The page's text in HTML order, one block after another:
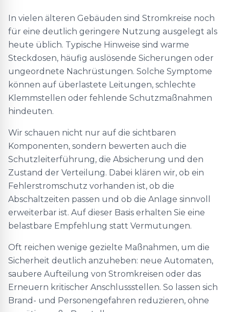
In vielen älteren Gebäuden sind Stromkreise noch
für eine deutlich geringere Nutzung ausgelegt als
heute üblich. Typische Hinweise sind warme
Steckdosen, häufig auslösende Sicherungen oder
ungeordnete Nachrüstungen. Solche Symptome
können auf überlastete Leitungen, schlechte
Klemmstellen oder fehlende Schutzmaßnahmen
hindeuten.
Wir schauen nicht nur auf die sichtbaren
Komponenten, sondern bewerten auch die
Schutzleiterführung, die Absicherung und den
Zustand der Verteilung. Dabei klären wir, ob ein
Fehlerstromschutz vorhanden ist, ob die
Abschaltzeiten passen und ob die Anlage sinnvoll
erweiterbar ist. Auf dieser Basis erhalten Sie eine
belastbare Empfehlung statt Vermutungen.
Oft reichen wenige gezielte Maßnahmen, um die
Sicherheit deutlich anzuheben: neue Automaten,
saubere Aufteilung von Stromkreisen oder das
Erneuern kritischer Anschlussstellen. So lassen sich
Brand- und Personengefahren reduzieren, ohne